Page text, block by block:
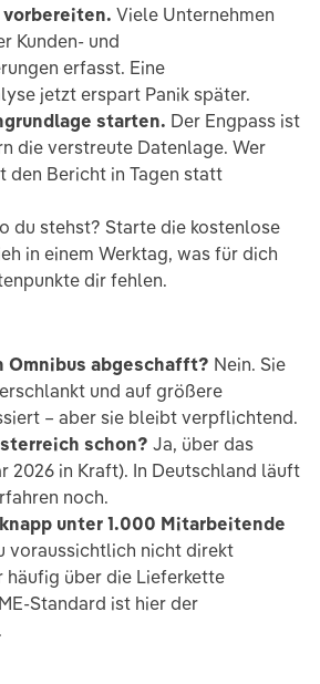
Viele Unternehmen
Kunden- und
erfasst. Eine
jetzt erspart Panik später.
starten. Der Engpass ist
die verstreute Datenlage. Wer
den Bericht in Tagen statt
du stehst? Starte die kostenlose
in einem Werktag, was für dich
dir fehlen.
Omnibus abgeschafft? Nein. Sie
und auf größere
– aber sie bleibt verpflichtend.
schon? Ja, über das
2026 in Kraft). In Deutschland läuft
noch.
unter 1.000 Mitarbeitende
voraussichtlich nicht direkt
über die Lieferkette
Standard ist hier der